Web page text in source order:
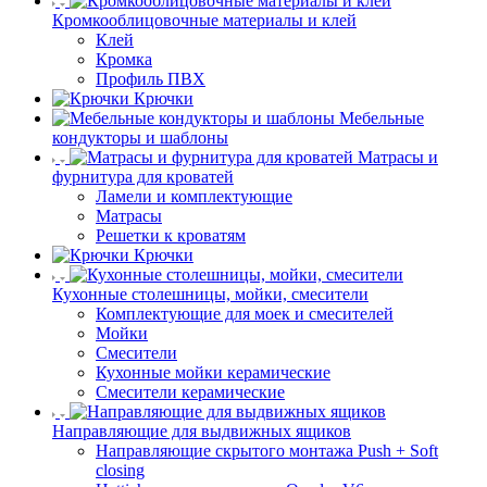
Кромкооблицовочные материалы и клей
Клей
Кромка
Профиль ПВХ
Крючки
Мебельные
кондукторы и шаблоны
Матрасы и
фурнитура для кроватей
Ламели и комплектующие
Матрасы
Решетки к кроватям
Крючки
Кухонные столешницы, мойки, смесители
Комплектующие для моек и смесителей
Мойки
Смесители
Кухонные мойки керамические
Смесители керамические
Направляющие для выдвижных ящиков
Направляющие скрытого монтажа Push + Soft
closing